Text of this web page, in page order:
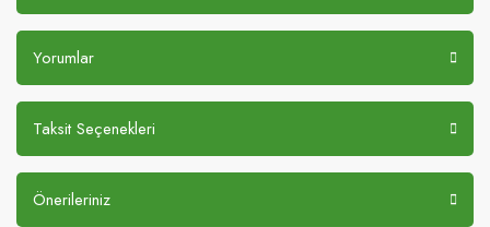
Yorumlar
Taksit Seçenekleri
Önerileriniz